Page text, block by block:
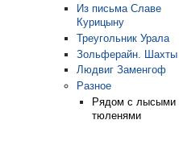
Из письма Славе
Курицыну
Треугольник Урала
Зольферайн. Шахты
Людвиг Заменгоф
Разное
Рядом с лысыми
тюленями